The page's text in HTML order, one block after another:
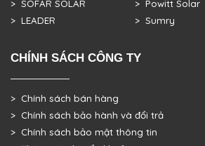
> SOFAR SOLAR
> LEADER
> Powitt Solar
> Sumry
CHÍNH SÁCH CÔNG TY
> Chính sách bán hàng
> Chính sách bảo hành và đổi trả
> Chính sách bảo mật thông tin